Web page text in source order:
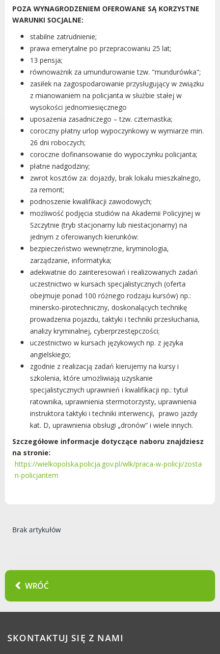
Urząd statystyczny w Poznaniu
Instytut Rozwoju Wsi i Rolnictwa
Polskiej Akademii Nauk
Instytut Skrzynki
Wielkopolski Park Narodowy
Muzeum Narodowe Rolnictwa i
Przemysłu Rolno-Spożywczego w
Szreniawie
PTTK
Urząd Skarbowy
Państwowe Gospodarstwo Wodne
Wody Polskie
KONTAKT
Dane adresowe, wydziały i sprawy
POZA WYNAGRODZENIEM OFEROWANE SĄ KORZYSTNE
WARUNKI SOCJALNE:
stabilne zatrudnienie;
prawa emerytalne po przepracowaniu 25 lat;
13 pensja;
równoważnik za umundurowanie tzw. "mundurówka";
zasiłek na zagospodarowanie przysługujący w związku
z mianowaniem na policjanta w służbie stałej w
wysokości jednomiesięcznego
uposażenia zasadniczego – tzw. czternastka;
coroczny płatny urlop wypoczynkowy w wymiarze min.
26 dni roboczych;
coroczne dofinansowanie do wypoczynku policjanta;
płatne nadgodziny;
zwrot kosztów za: dojazdy, brak lokalu mieszkalnego,
za remont;
podnoszenie kwalifikacji zawodowych;
możliwość podjęcia studiów na Akademii Policyjnej w
Szczytnie (tryb stacjonarny lub niestacjonarny) na
jednym z oferowanych kierunków:
bezpieczeństwo wewnętrzne, kryminologia,
zarządzanie, informatyka;
adekwatnie do zainteresowań i realizowanych zadań
uczestnictwo w kursach specjalistycznych (oferta
obejmuje ponad 100 różnego rodzaju kursów) np.:
minersko-pirotechniczny, doskonalących technikę
prowadzenia pojazdu, taktyki i techniki przesłuchania,
analizy kryminalnej, cyberprzestępczości;
uczestnictwo w kursach językowych np. z języka
angielskiego;
zgodnie z realizacją zadań kierujemy na kursy i
szkolenia, które umożliwiają uzyskanie
specjalistycznych uprawnień i kwalifikacji np.: tytuł
ratownika, uprawnienia stermotorzysty, uprawnienia
instruktora taktyki i techniki interwencji, prawo jazdy
kat. D, uprawnienia obsługi „dronów” i wiele innych.
Szczegółowe informacje dotyczące naboru znajdziesz
na stronie:
https://wielkopolska.policja.gov.pl/wlk/praca-w-policji/zosta
n-policjantem
Brak artykułów
WRÓĆ
SKONTAKTUJ SIĘ Z NAMI